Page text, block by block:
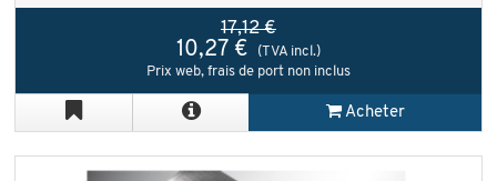
17,12 €
10,27 €
(TVA incl.)
Prix web, frais de port non inclus
Acheter